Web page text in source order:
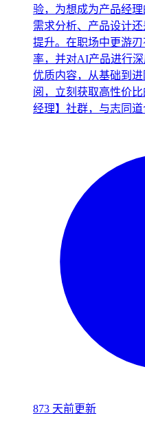
验，为想成为产品经
需求分析、产品设计
提升。在职场中更游
率，并对AI产品进行
优质内容，从基础到
阅，立刻获取高性价
经理】社群，与志同道
873 天前更新